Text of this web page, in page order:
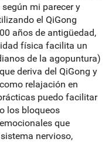
mi parecer y
el QiGong
años de antigüedad,
física facilita un
de la agopuntura)
deriva del QiGong y
relajación en
puedo facilitar
los bloqueos
que
nervioso,